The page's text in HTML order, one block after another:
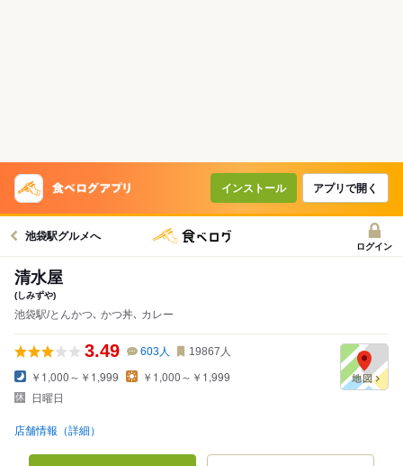
インストール アプリで開く
池袋駅グルメへ
ログイン
清水屋
(しみずや)
池袋駅/とんかつ､ かつ丼､ カレー
3.49 603人 19867 人
￥1,000～￥1,999
￥1,000～￥1,999
日曜日
店舗情報（詳細）